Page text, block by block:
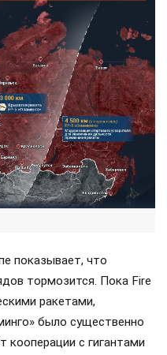
показывает, что
тормозится. Пока Fire
ракетами,
было существенно
кооперации с гигантами